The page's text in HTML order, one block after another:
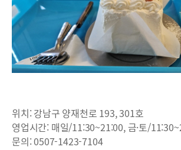
위치: 강남구 양재천로 193, 301호
영업시간: 매일/11:30~21:00, 금·토/
문의: 0507-1423-7104